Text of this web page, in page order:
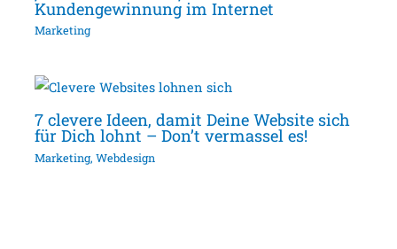
Kundengewinnung im Internet
Marketing
7 clevere Ideen, damit Deine Website sich
für Dich lohnt – Don’t vermassel es!
Marketing,Webdesign